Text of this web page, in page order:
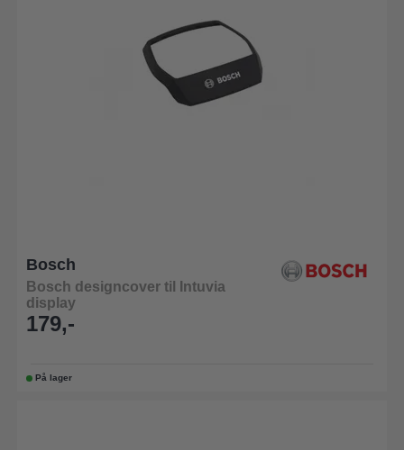
Bosch
Bosch designcover til Intuvia
display
179,-
På lager